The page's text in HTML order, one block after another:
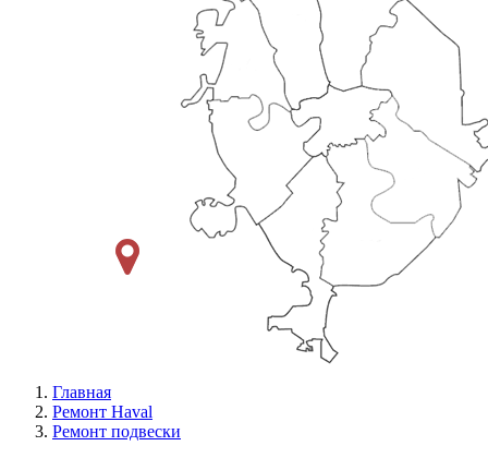
Главная
Ремонт Haval
Ремонт подвески